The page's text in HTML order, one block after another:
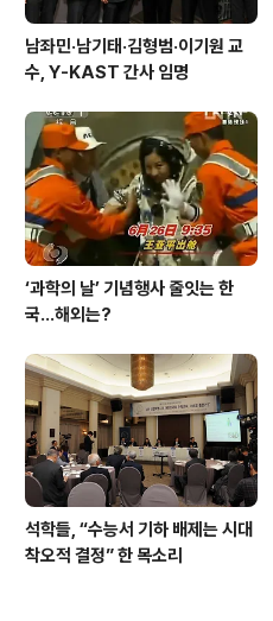
남좌민·남기태·김형범·이기원 교
수, Y-KAST 간사 임명
‘과학의 날’ 기념행사 줄잇는 한
국…해외는?
석학들, “수능서 기하 배제는 시대
착오적 결정” 한 목소리